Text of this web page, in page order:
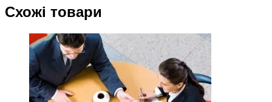
Схожі товари